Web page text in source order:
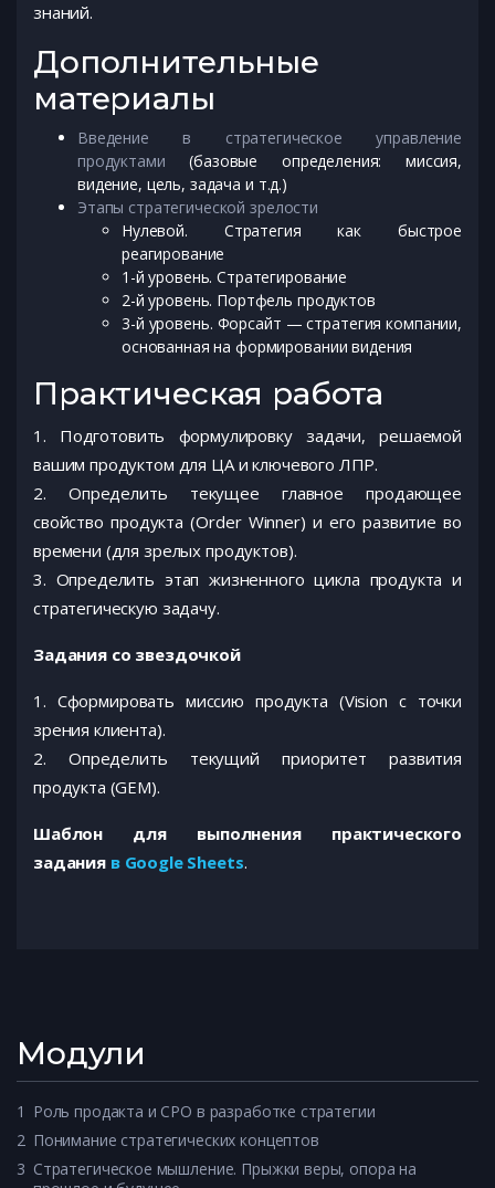
знаний.
Дополнительные
материалы
Введение в стратегическое управление
продуктами (базовые определения: миссия,
видение, цель, задача и т.д.)
Этапы стратегической зрелости
Нулевой. Стратегия как быстрое
реагирование
1-й уровень. Стратегирование
2-й уровень. Портфель продуктов
3-й уровень. Форсайт — стратегия компании,
основанная на формировании видения
Практическая работа
1. Подготовить формулировку задачи, решаемой
вашим продуктом для ЦА и ключевого ЛПР.
2. Определить текущее главное продающее
свойство продукта (Order Winner) и его развитие во
времени (для зрелых продуктов).
3. Определить этап жизненного цикла продукта и
стратегическую задачу.
Задания со звездочкой
1. Сформировать миссию продукта (Vision c точки
зрения клиента).
2. Определить текущий приоритет развития
продукта (GEM).
Шаблон для выполнения практического
задания в Google Sheets.
Модули
1 Роль продакта и CPO в разработке стратегии
2 Понимание стратегических концептов
3 Стратегическое мышление. Прыжки веры, опора на